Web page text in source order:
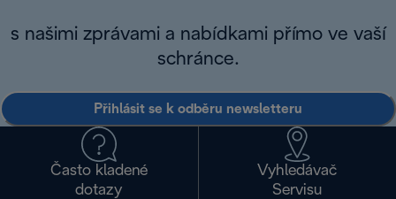
s našimi zprávami a nabídkami přímo ve vaší
schránce.
Přihlásit se k odběru newsletteru
Často kladené
dotazy
Vyhledávač
Servisu